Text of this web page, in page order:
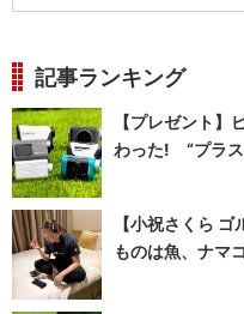
記事ランキング
【プレゼント】
わった! “プラス
【小祝さくら
ものは魚、ナマ